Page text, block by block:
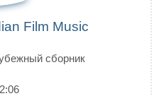
Film Music
сборник